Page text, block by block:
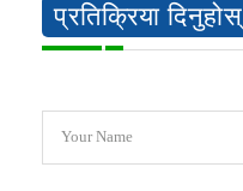
प्रतिक्रिया दिनुहोस्
Your Name